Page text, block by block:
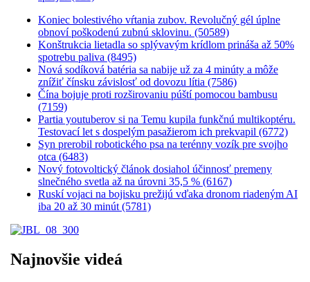
Koniec bolestivého vŕtania zubov. Revolučný gél úplne
obnoví poškodenú zubnú sklovinu. (50589)
Konštrukcia lietadla so splývavým krídlom prináša až 50%
spotrebu paliva (8495)
Nová sodíková batéria sa nabije už za 4 minúty a môže
znížiť čínsku závislosť od dovozu lítia (7586)
Čína bojuje proti rozširovaniu púští pomocou bambusu
(7159)
Partia youtuberov si na Temu kupila funkčnú multikoptéru.
Testovací let s dospelým pasažierom ich prekvapil (6772)
Syn prerobil robotického psa na terénny vozík pre svojho
otca (6483)
Nový fotovoltický článok dosiahol účinnosť premeny
slnečného svetla až na úrovni 35,5 % (6167)
Ruskí vojaci na bojisku prežijú vďaka dronom riadeným AI
iba 20 až 30 minút (5781)
Najnovšie videá